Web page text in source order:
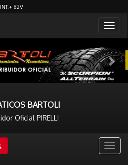
82V
BARTOLI
Oficial PIRELLI